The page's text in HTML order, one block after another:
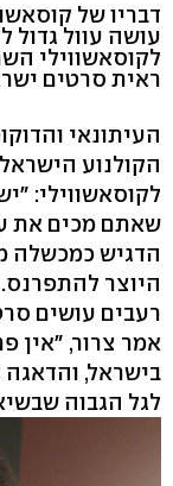
דבריו של
עושה עוול גדול
לקוסאשווילי
ראית סרטים
העיתונאי
הקולנוע
לקוסאשווילי:
שאתם מכים את
הדגיש כמכשלה
היוצר להתפרנס.
רעבים עושים
אמר צרור, "אין
בישראל, והדאגה
לגל הגבוה